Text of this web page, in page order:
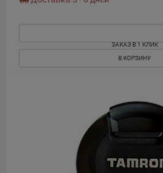
ЗАКАЗ В 1 КЛИК
В КОРЗИНУ